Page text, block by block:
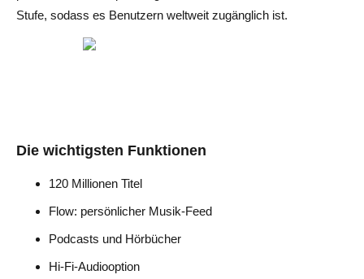
Stufe, sodass es Benutzern weltweit zugänglich ist.
Die wichtigsten Funktionen
120 Millionen Titel
Flow: persönlicher Musik-Feed
Podcasts und Hörbücher
Hi-Fi-Audiooption